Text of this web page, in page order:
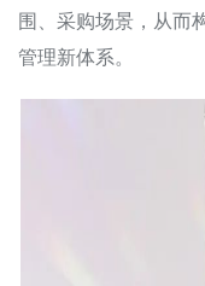
围、采购场景，从而
管理新体系。